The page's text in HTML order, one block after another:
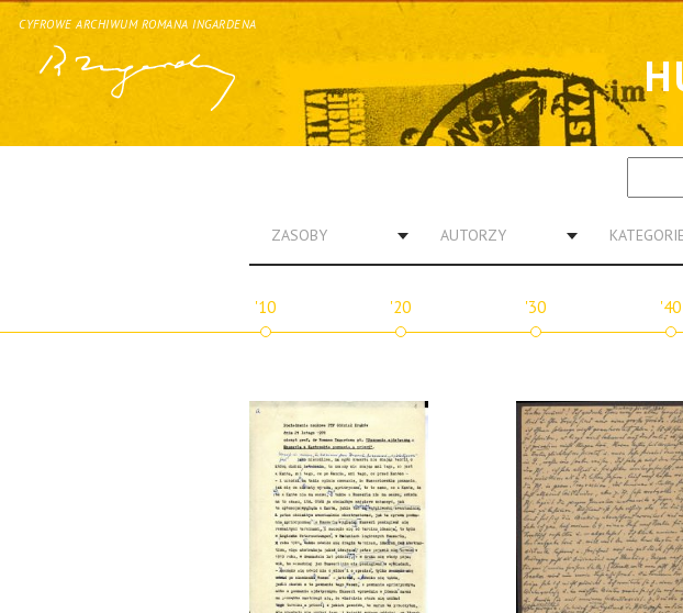
CYFROWE ARCHIWUM ROMANA INGARDENA
ZASOBY AUTORZY KATEGORIE
'10 '20 '30 '40